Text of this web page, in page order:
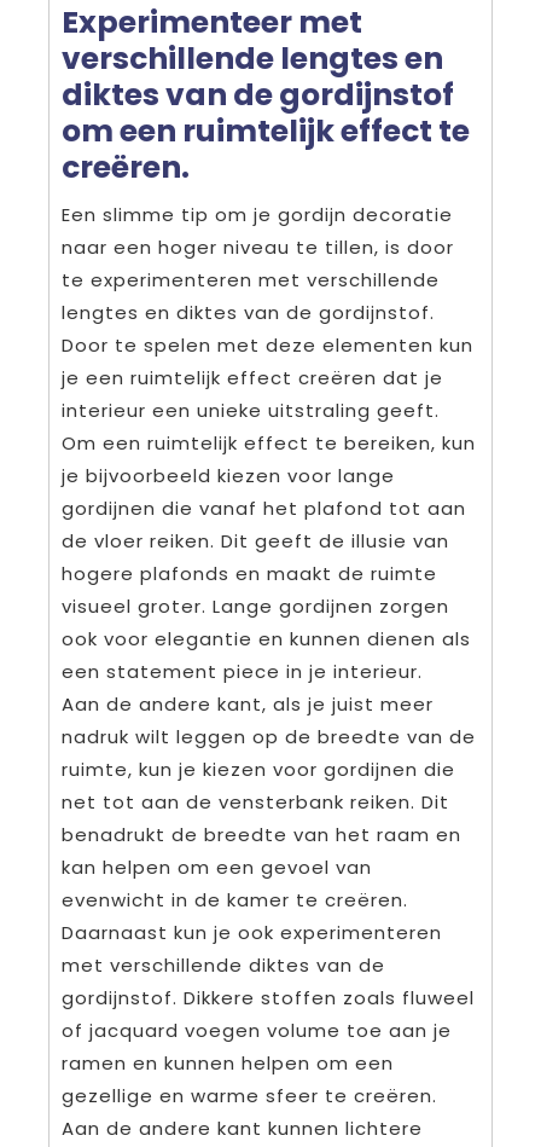
Experimenteer met
verschillende lengtes en
diktes van de gordijnstof
om een ruimtelijk effect te
creëren.
Een slimme tip om je gordijn decoratie
naar een hoger niveau te tillen, is door
te experimenteren met verschillende
lengtes en diktes van de gordijnstof.
Door te spelen met deze elementen kun
je een ruimtelijk effect creëren dat je
interieur een unieke uitstraling geeft.
Om een ruimtelijk effect te bereiken, kun
je bijvoorbeeld kiezen voor lange
gordijnen die vanaf het plafond tot aan
de vloer reiken. Dit geeft de illusie van
hogere plafonds en maakt de ruimte
visueel groter. Lange gordijnen zorgen
ook voor elegantie en kunnen dienen als
een statement piece in je interieur.
Aan de andere kant, als je juist meer
nadruk wilt leggen op de breedte van de
ruimte, kun je kiezen voor gordijnen die
net tot aan de vensterbank reiken. Dit
benadrukt de breedte van het raam en
kan helpen om een gevoel van
evenwicht in de kamer te creëren.
Daarnaast kun je ook experimenteren
met verschillende diktes van de
gordijnstof. Dikkere stoffen zoals fluweel
of jacquard voegen volume toe aan je
ramen en kunnen helpen om een
gezellige en warme sfeer te creëren.
Aan de andere kant kunnen lichtere